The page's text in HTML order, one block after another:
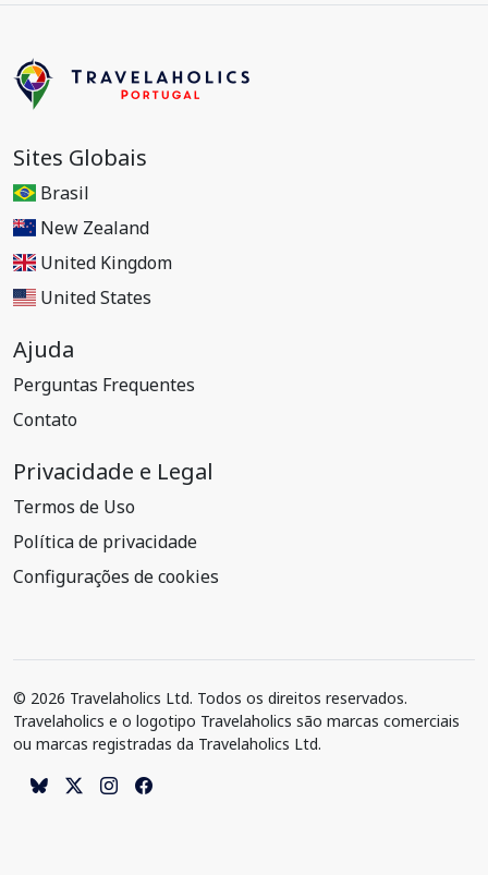
Sites Globais
Brasil
New Zealand
United Kingdom
United States
Ajuda
Perguntas Frequentes
Contato
Privacidade e Legal
Termos de Uso
Política de privacidade
Configurações de cookies
© 2026 Travelaholics Ltd. Todos os direitos reservados.
Travelaholics e o logotipo Travelaholics são marcas comerciais
ou marcas registradas da Travelaholics Ltd.